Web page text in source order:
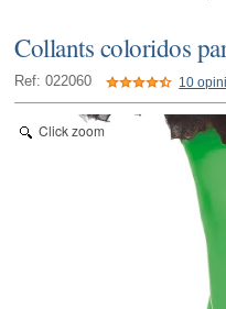
Collants coloridos
Ref: 022060 10
Click zoom